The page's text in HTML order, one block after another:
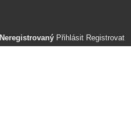
Neregistrovaný Přihlásit Registrovat